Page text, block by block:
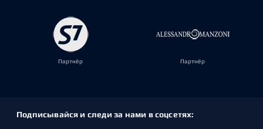
Партнёр Партнёр
Подписывайся и следи за нами в соцсетях: